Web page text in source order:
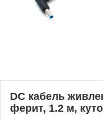
DC кабель
ферит, 1.2 м,